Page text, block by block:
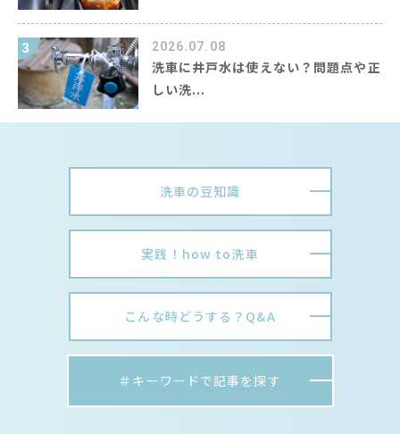
3 2026.07.08
洗車に井戸水は使えない？問題点や正
しい洗...
洗車の豆知識
実践！how to洗車
こんな時どうする？Q&A
＃キーワードで記事を探す